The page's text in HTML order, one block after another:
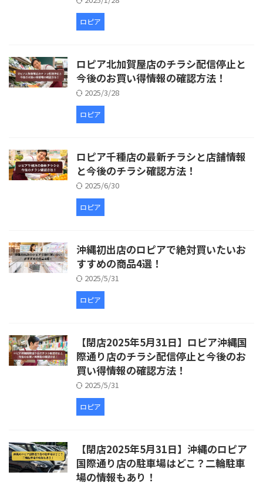
ロピア
ロピア北加賀屋店のチラシ配信停止と
今後のお買い得情報の確認方法！
2025/3/28
ロピア
ロピア千種店の最新チラシと店舗情報
と今後のチラシ確認方法！
2025/6/30
ロピア
沖縄初出店のロピアで絶対買いたいお
すすめの商品4選！
2025/5/31
ロピア
【閉店2025年5月31日】ロピア沖縄国
際通り店のチラシ配信停止と今後のお
買い得情報の確認方法！
2025/5/31
ロピア
【閉店2025年5月31日】沖縄のロピア
国際通り店の駐車場はどこ？二輪駐車
場の情報もあり！